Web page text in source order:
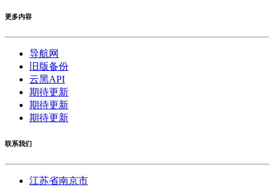
更多内容
导航网
旧版备份
云黑API
期待更新
期待更新
期待更新
联系我们
江苏省南京市